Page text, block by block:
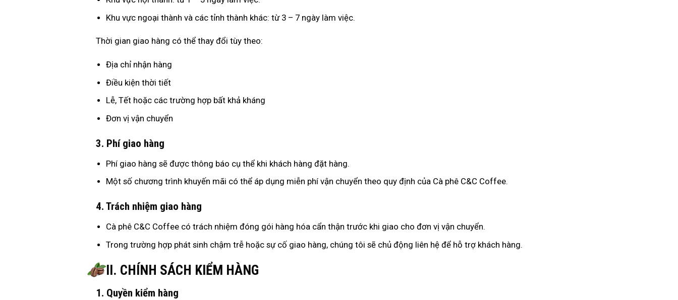
Khu vực ngoại thành và các tỉnh thành khác: từ 3 – 7 ngày làm việc.
Thời gian giao hàng có thể thay đổi tùy theo:
Địa chỉ nhận hàng
Điều kiện thời tiết
Lễ, Tết hoặc các trường hợp bất khả kháng
Đơn vị vận chuyển
3. Phí giao hàng
Phí giao hàng sẽ được thông báo cụ thể khi khách hàng đặt hàng.
Một số chương trình khuyến mãi có thể áp dụng miễn phí vận chuyển theo quy định của Cà phê C&C Coffee.
4. Trách nhiệm giao hàng
Cà phê C&C Coffee có trách nhiệm đóng gói hàng hóa cẩn thận trước khi giao cho đơn vị vận chuyển.
Trong trường hợp phát sinh chậm trễ hoặc sự cố giao hàng, chúng tôi sẽ chủ động liên hệ để hỗ trợ khách hàng.
II. CHÍNH SÁCH KIỂM HÀNG
1. Quyền kiểm hàng